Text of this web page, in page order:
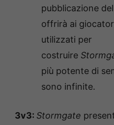
pubblicazione
offrirà ai
utilizzati per
costruire
più potente di
sono infinite.
3v3: Stormgate